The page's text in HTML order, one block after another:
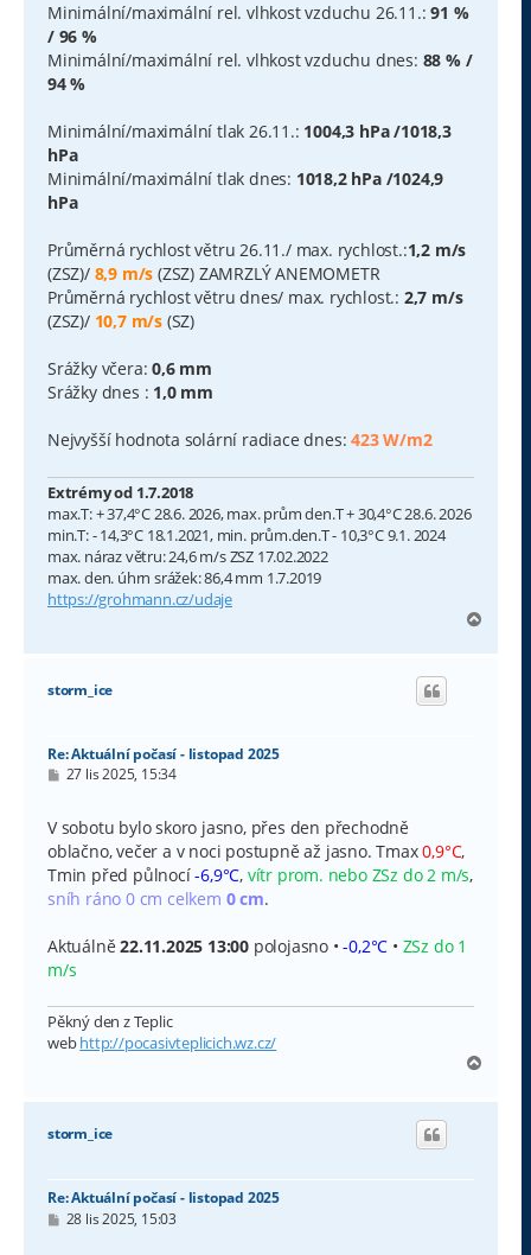
Minimální/maximální rel. vlhkost vzduchu 26.11.:91 %
/ 96 %
Minimální/maximální rel. vlhkost vzduchu dnes: 88 % /
94 %
Minimální/maximální tlak 26.11.: 1004,3 hPa /1018,3
hPa
Minimální/maximální tlak dnes: 1018,2 hPa /1024,9
hPa
Průměrná rychlost větru 26.11./ max. rychlost.:1,2 m/s
(ZSZ)/ 8,9 m/s(ZSZ) ZAMRZLÝ ANEMOMETR
Průměrná rychlost větru dnes/ max. rychlost.: 2,7 m/s
(ZSZ)/ 10,7 m/s (SZ)
Srážky včera:0,6 mm
Srážky dnes : 1,0 mm
Nejvyšší hodnota solární radiace dnes:423 W/m2
Extrémy od 1.7.2018
max.T: + 37,4°C 28.6. 2026, max. prům den.T + 30,4°C 28.6. 2026
min.T: - 14,3°C 18.1.2021, min. prům.den.T - 10,3°C 9.1. 2024
max. náraz větru: 24,6 m/s ZSZ 17.02.2022
max. den. úhrn srážek: 86,4 mm 1.7.2019
https://grohmann.cz/udaje
h
storm_ice
Re: Aktuální počasí - listopad 2025
P
s
p
ě
v
e
k
27 lis 2025, 15:34
V sobotu bylo skoro jasno, přes den přechodně
oblačno, večer a v noci postupně až jasno. Tmax0,9°C,
Tmin před půlnocí-6,9°C, vítr prom. nebo ZSz do 2 m/s,
sníh ráno 0 cm celkem 0 cm.
Aktuálně22.11.2025 13:00 polojasno •-0,2°C • ZSz do 1
m/s
Pěkný den z Teplic
webhttp://pocasivteplicich.wz.cz/
h
storm_ice
Re: Aktuální počasí - listopad 2025
P28 lis 2025, 15:03